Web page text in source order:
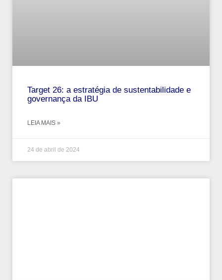
Target 26: a estratégia de sustentabilidade e
governança da IBU
LEIA MAIS »
24 de abril de 2024